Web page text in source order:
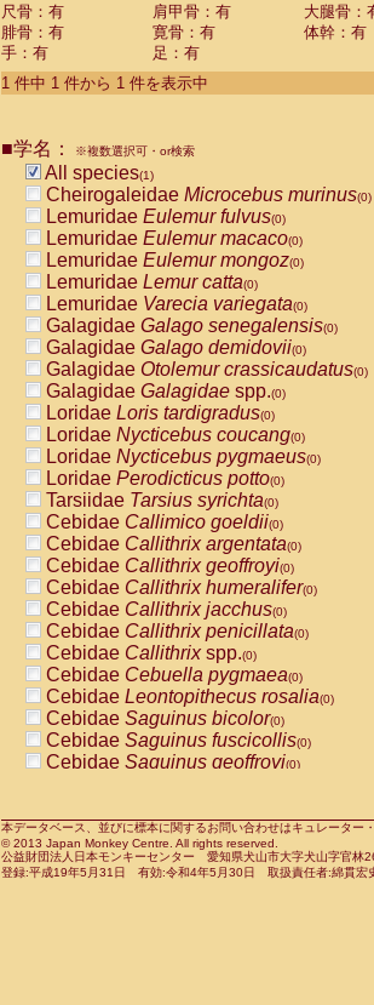
Cebidae Saguinus weddelli
Cebidae Saguinusspp.
Cebidae Aotus trivirgatus
Cebidae Cebus albifrons
CebidaeCebus nigrivittatus
CebidaeCebus
CebidaeSaimiri boliviensis(0)
CebidaeSaimiri sciureus(0)
AtelidaeAlouatta caraya(0)
AtelidaeAlouatta fusca(0)
AtelidaeAlouatta seniculus
AtelidaeAlouattaspp.(0)
AtelidaeAteles belzebuth(0)
AtelidaeAteles geoffroyi(0)
AtelidaeAteles paniscus(0)
AtelidaeAtelesspp.(0)
Atelidae Lagothrix lagothricha
AtelidaeLagothrix lagothricha cana
PitheciidaeCacajao calvus
PitheciidaeCallicebus cupreus
PitheciidaeCallicebus donacophilus
PitheciidaeCallicebus moloch
PitheciidaeCallicebus torquatus
PitheciidaeCallicebusspp.(0)
PitheciidaeChiropotes satanas(0)
PitheciidaePithecia monachus
PitheciidaePithecia pithecia(0)
CercopithecidaeCercocebus agilis
CercopithecidaeCercocebus
CercopithecidaeCercocebus
CercopithecidaeCercocebus
CercopithecidaeCercocebus
CercopithecidaeCercocebushybrid
CercopithecidaePapio anubis(0)
CercopithecidaePapio cynocephalus
CercopithecidaePapio hamadryas(0)
尺骨：有
肩甲骨：有
大腿骨：
腓骨：有
寛骨：有
体幹：有
手：有
足：有
1 件中 1 件から 1 件を表示中
■学名： ※複数選択可・or検索
All species(1)
Cheirogaleidae Microcebus murinus(0)
Lemuridae Eulemur fulvus(0)
Lemuridae Eulemur macaco(0)
Lemuridae Eulemur mongoz(0)
Lemuridae Lemur catta(0)
Lemuridae Varecia variegata(0)
Galagidae Galago senegalensis(0)
Galagidae Galago demidovii(0)
Galagidae Otolemur crassicaudatus(0)
Galagidae Galagidae spp.(0)
Loridae Loris tardigradus(0)
Loridae Nycticebus coucang(0)
Loridae Nycticebus pygmaeus(0)
Loridae Perodicticus potto(0)
Tarsiidae Tarsius syrichta(0)
Cebidae Callimico goeldii(0)
Cebidae Callithrix argentata(0)
Cebidae Callithrix geoffroyi(0)
Cebidae Callithrix humeralifer(0)
Cebidae Callithrix jacchus(0)
Cebidae Callithrix penicillata(0)
Cebidae Callithrixspp.(0)
Cebidae Cebuella pygmaea(0)
Cebidae Leontopithecus rosalia(0)
Cebidae Saguinus bicolor(0)
Cebidae Saguinus fuscicollis(0)
Cebidae Saguinus geoffroyi(0)
CebidaeSaguinus leucopus(0)
CebidaeSaguinus midas(0)
Cebidae Saguinus mystax(0)
本データベース、並びに標本に関するお問い合わせはキュレータ
© 2013 Japan Monkey Centre. All rights reserved.
公益財団法人日本モンキーセンター 愛知県犬山市大字犬山字官
登録:平成19年5月31日 有効:令和4年5月30日 取扱責任者:綿貫宏